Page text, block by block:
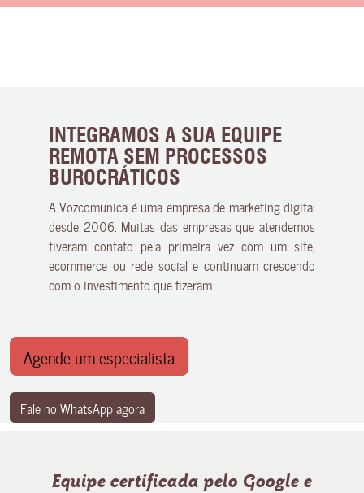
INTEGRAMOS A SUA EQUIPE
REMOTA SEM PROCESSOS
BUROCRÁTICOS
A Vozcomunica é uma empresa de marketing digital
desde 2006. Muitas das empresas que atendemos
tiveram contato pela primeira vez com um site,
ecommerce ou rede social e continuam crescendo
com o investimento que fizeram.
Agende um especialista
Fale no WhatsApp agora
Equipe certificada pelo Google e